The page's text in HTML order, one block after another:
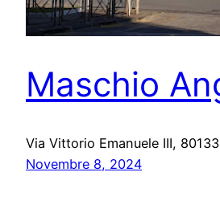
Maschio
Via Vittorio Emanuele III,
Novembre 8, 2024